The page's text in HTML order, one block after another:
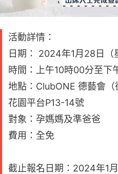
活動詳情：
日期： 2024年1月28日（
時間：上午10時00分至下
地點：ClubONE 德藝會
花園平台P13-14號
對象：孕媽媽及準爸爸
費用：全免
截止報名日期：2024年1